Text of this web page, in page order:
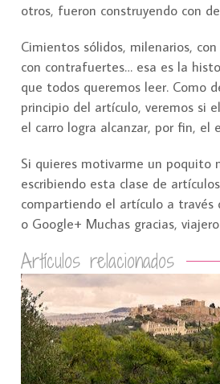
otros, fueron construyendo con
Cimientos sólidos, milenarios,
con contrafuertes… esa es la
que todos queremos leer. Como
principio del artículo, veremos si
el carro logra alcanzar, por fin, el
Si quieres motivarme un poquito
escribiendo esta clase de
compartiendo el artículo a través
o Google+ Muchas gracias,
Artículos relacionados